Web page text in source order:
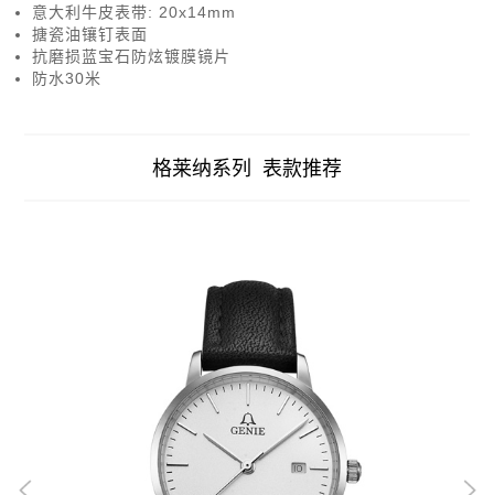
意大利牛皮表带: 20x14mm
搪瓷油镶钉表面
抗磨损蓝宝石防炫镀膜镜片
防水30米
格莱纳系列 表款推荐